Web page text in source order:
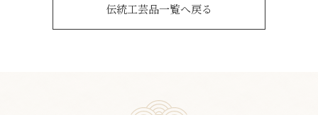
伝統工芸品一覧へ戻る